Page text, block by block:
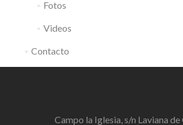
Fotos
Videos
Contacto
Campo la Iglesia, s/n Laviana de